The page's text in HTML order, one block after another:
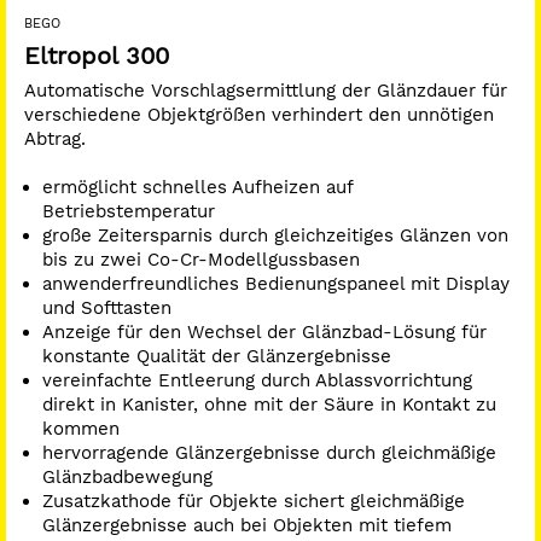
die automatische Stromstabilisierung unterstützt
zusätzlich die gleichmäßige Glanzwirkung
Technische Daten:
Spannung: 110 - 240 V / 50/60 Hz
Maße (H x B x T): 45,2 x 40 x 27,5 cm
Leistungsaufnahme: 200 W
Glänzstrom: max. 10 A
Inhalt Glanzbad: 2 Liter
Gewicht:
BEGO
Eltropol 300
Automatische Vorschlagsermittlung der Glänzdauer für
verschiedene Objektgrößen verhindert den unnötigen
Abtrag.
ermöglicht schnelles Aufheizen auf
Betriebstemperatur
große Zeitersparnis durch gleichzeitiges Glänzen von
bis zu zwei Co-Cr-Modellgussbasen
anwenderfreundliches Bedienungspaneel mit Display
und Softtasten
Anzeige für den Wechsel der Glänzbad-Lösung für
konstante Qualität der Glänzergebnisse
vereinfachte Entleerung durch Ablassvorrichtung
direkt in Kanister, ohne mit der Säure in Kontakt zu
kommen
hervorragende Glänzergebnisse durch gleichmäßige
Glänzbadbewegung
Zusatzkathode für Objekte sichert gleichmäßige
Glänzergebnisse auch bei Objekten mit tiefem